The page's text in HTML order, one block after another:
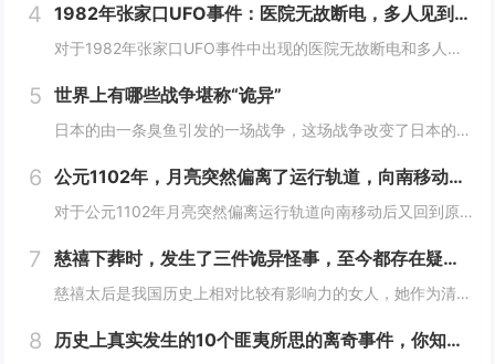
4 1982年张家口UFO事件：医院无故断电，多人见到奇怪的光，这事你怎么看？
对于1982年张家口UFO事件中出现的医院无故断电和多人见到奇怪的光这一现象，可以从以下几个角度来分析：1. **自然现象或天文现象误认的可能性**：- **大气光学现象**：自然界中存在着多种大气光学现象，如球状闪电、极光、海市蜃楼等。在...
5 世界上有哪些战争堪称“诡异”
日本的由一条臭鱼引发的一场战争，这场战争改变了日本的命运，起因居然是一条臭鱼，这是我认为最诡异的战争了。1582年，织田信长已经控制了以京都为中心的最富庶的半个日本，威望和势力都如日中天，统一日本只是个时间问题。信长也做好了消灭其他不服从命...
6 公元1102年，月亮突然偏离了运行轨道，向南移动，不久后又回到了原位这么离奇的事件你怎么看
对于公元1102年月亮突然偏离运行轨道向南移动后又回到原位这一事件，我们可以从科学和历史文化两个角度来分析：- **科学角度**：- **观测误差可能性**：古代的天文观测技术相对落后，缺乏高精度的观测仪器和科学的观测方法。人们对天体的观测...
7 慈禧下葬时，发生了三件诡异怪事，至今都存在疑虑！
慈禧太后是我国历史上相对比较有影响力的女人，她作为清朝末期的真正掌权者不仅用自己的实力证明了女人统治男人是很正常的事情而且还做了很多男人都想不到的决定。其实慈禧太后是我国历史上一个比较有争议的女人，也是一个影响历史的女人。慈禧太后作为清朝末...
8 历史上真实发生的10个匪夷所思的离奇事件，你知道几个？